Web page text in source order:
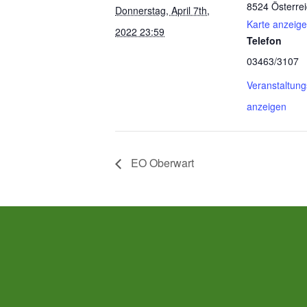
Donnerstag, April 7th,
2022 23:59
8524
Karte
Telefon
03463/3107
anzeigen
EO Oberwart